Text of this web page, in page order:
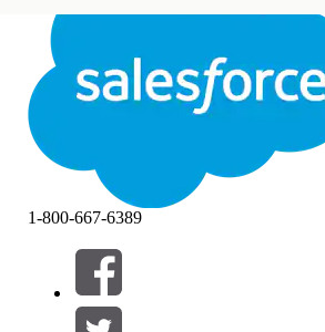
Sluiten Sluiten
Filteren op (0)
FILTERS SELECTEREN
1-800-667-6389